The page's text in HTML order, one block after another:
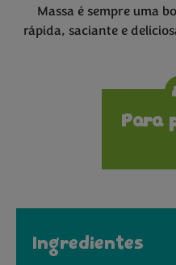
Massa é sempre uma
rápida, saciante e
Para
Ingredientes